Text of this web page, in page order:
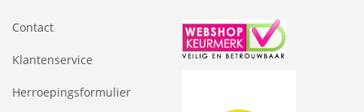
Contact
Klantenservice
Herroepingsformulier